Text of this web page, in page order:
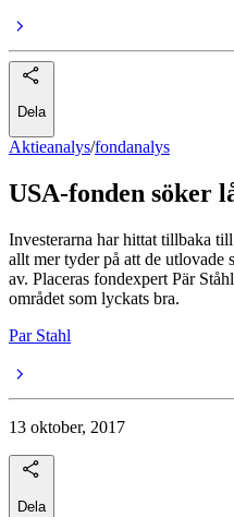
Dela
Aktieanalys/fondanalys
USA-fonden söker
Investerarna har hittat tillbaka
allt mer tyder på att de utlovade
av. Placeras fondexpert Pär
området som lyckats bra.
Par Stahl
13 oktober, 2017
Dela